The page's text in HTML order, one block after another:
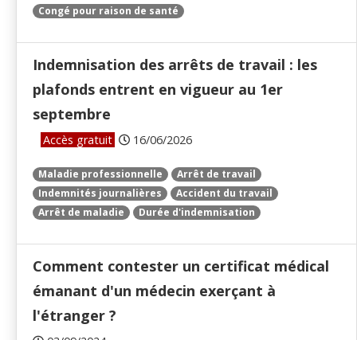
Congé pour raison de santé
Indemnisation des arrêts de travail : les
plafonds entrent en vigueur au 1er
septembre
Accès gratuit 16/06/2026
Maladie professionnelle
Arrêt de travail
Indemnités journalières
Accident du travail
Arrêt de maladie
Durée d'indemnisation
Comment contester un certificat médical
émanant d'un médecin exerçant à
l'étranger ?